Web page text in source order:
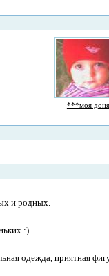
***моя
и родных.
:)
одежда, приятная